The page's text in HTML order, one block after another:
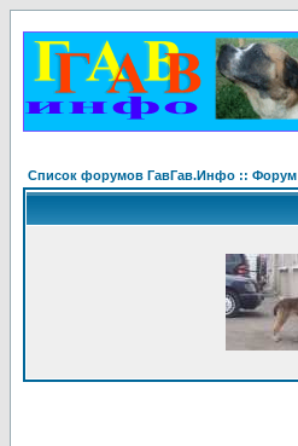
Список форумов ГавГав.Инфо :: Форум